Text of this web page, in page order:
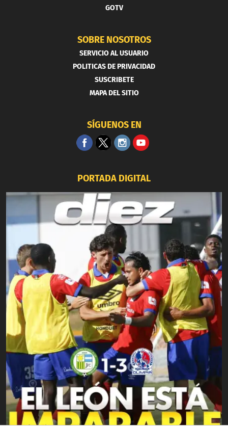
GOTV
SOBRE NOSOTROS
SERVICIO AL USUARIO
POLITICAS DE PRIVACIDAD
SUSCRIBETE
MAPA DEL SITIO
SÍGUENOS EN
PORTADA DIGITAL